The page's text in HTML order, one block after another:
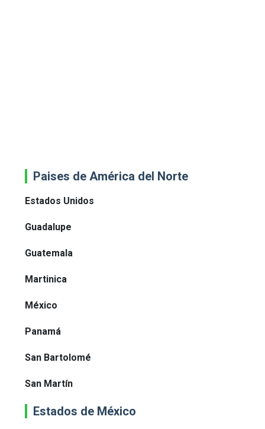
Paises de América del Norte
Estados Unidos
Guadalupe
Guatemala
Martinica
México
Panamá
San Bartolomé
San Martín
Estados de México